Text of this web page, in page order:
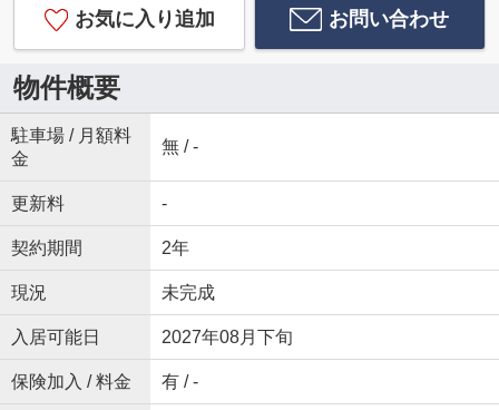
お気に入り追加 お問い合わせ
物件概要
駐車場 / 月額料
金
無 / -
更新料 -
契約期間 2年
現況 未完成
入居可能日 2027年08月下旬
保険加入 / 料金 有 / -